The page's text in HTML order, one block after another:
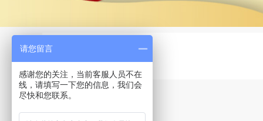
请您留言
感谢您的关注，当前客服人员不在
线，请填写一下您的信息，我们会
尽快和您联系。